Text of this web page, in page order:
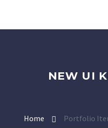
NEW UI
Home Portfolio